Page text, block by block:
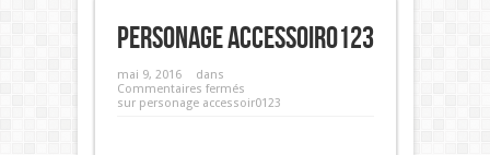
personage accessoir0123
mai 9, 2016
dans
Commentaires fermés
sur personage accessoir0123